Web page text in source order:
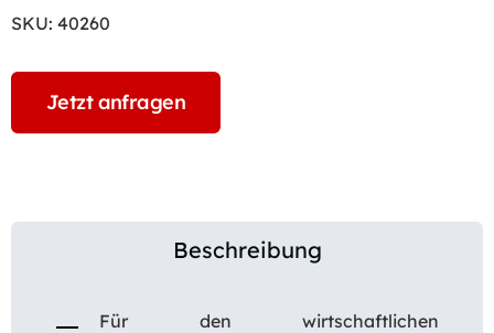
SKU: 40260
Jetzt anfragen
Beschreibung
Für den wirtschaftlichen